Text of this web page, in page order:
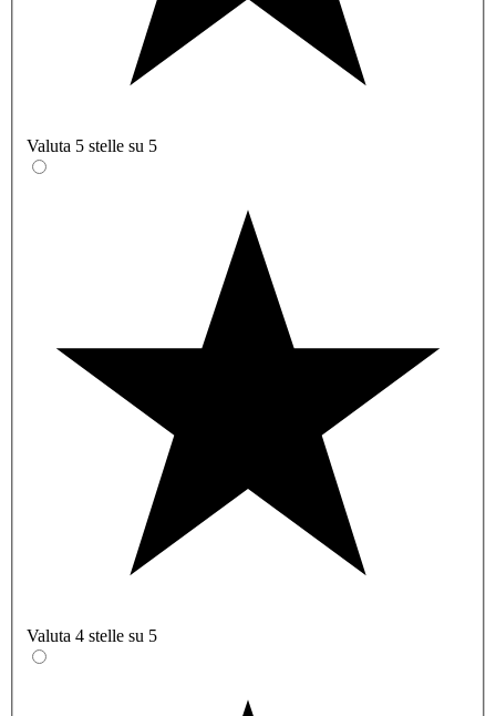
Valuta 5 stelle su 5
Valuta 4 stelle su 5